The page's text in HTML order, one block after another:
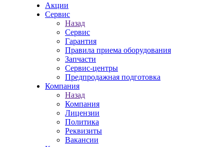
Акции
Сервис
Назад
Сервис
Гарантия
Правила приема оборудования
Запчасти
Сервис-центры
Предпродажная подготовка
Компания
Назад
Компания
Лицензии
Политика
Реквизиты
Вакансии